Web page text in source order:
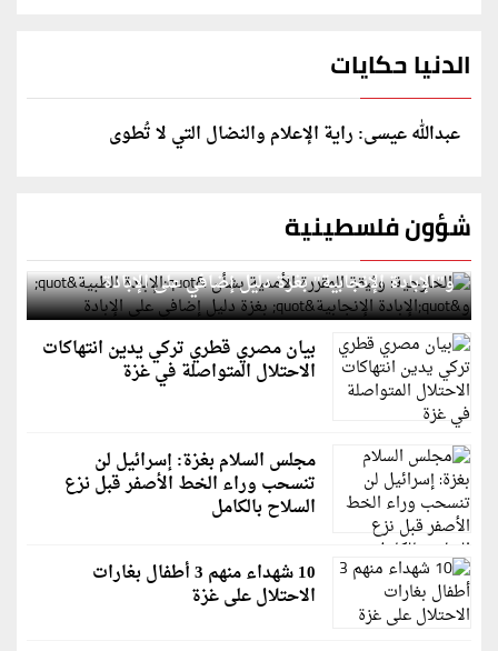
الدنيا حكايات
عبدالله عيسى: راية الإعلام والنضال التي لا تُطوى
شؤون فلسطينية
الخارجية: وثيقة المقررة الأممية بشأن "الإبادة الطبية"
و"الإبادة الإنجابية" بغزة دليل إضافي على الإبادة
بيان مصري قطري تركي يدين انتهاكات
الاحتلال المتواصلة في غزة
مجلس السلام بغزة: إسرائيل لن
تنسحب وراء الخط الأصفر قبل نزع
السلاح بالكامل
10 شهداء منهم 3 أطفال بغارات
الاحتلال على غزة